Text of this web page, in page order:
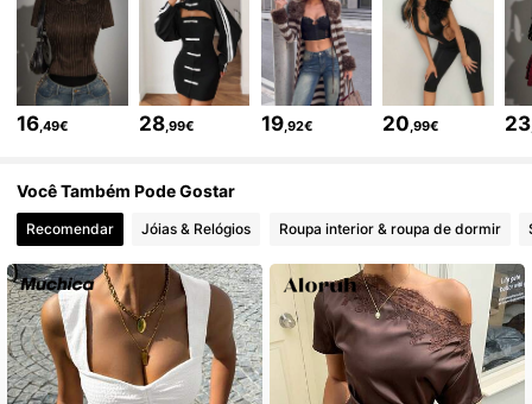
1.8M Seguidores
4,84 1.8M Seguidores
4,84 1.8M Seguidores
4,84 1.8M Seguidores
4,84 1.8M Seguidores
16,49€ 28,99€ 19,92€ 20,99€ 23
Você Também Pode Gostar
Recomendar Jóias & Relógios Roupa interior & roupa de dormir